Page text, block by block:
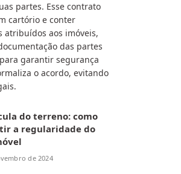
partes. Esse contrato
cartório e conter
atribuídos aos imóveis,
das partes
garantir segurança
o acordo, evitando
do terreno: como
a regularidade do
de 2024